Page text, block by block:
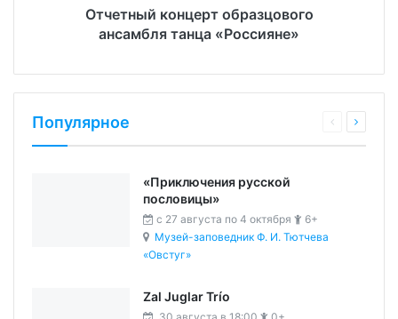
Отчетный концерт образцового
ансамбля танца «Россияне»
Популярное
«Приключения русской
пословицы»
c 27 августа по 4 октября
6+
Музей-заповедник Ф. И. Тютчева
«Овстуг»
Zal Juglar Trío